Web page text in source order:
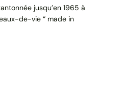
jusqu’en 1965 à
de-vie “ made in